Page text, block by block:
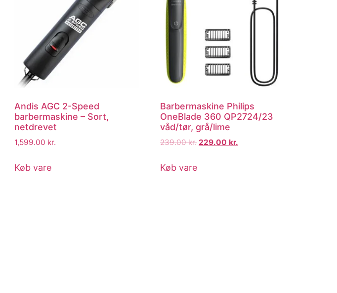
Andis AGC 2-Speed
barbermaskine – Sort,
netdrevet
1,599.00 kr.
Køb vare
Barbermaskine Philips
OneBlade 360 QP2724/23
våd/tør, grå/lime
239.00kr. 229.00 kr.
Køb vare